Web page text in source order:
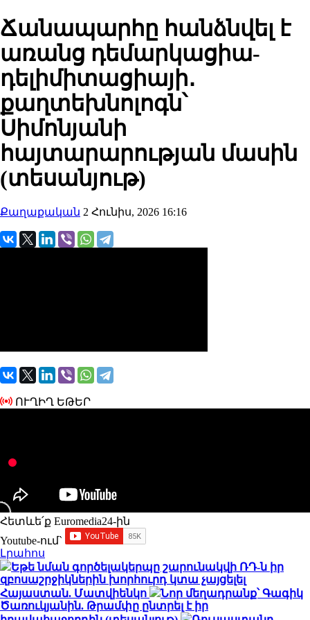
Ճանապարհը հանձնվել է
առանց դեմարկացիա-
դելիմիտացիայի․
քաղտեխնոլոգն՝
Սիմոնյանի
հայտարարության մասին
(տեսանյութ)
Քաղաքական 2 Հունիս, 2026 16:16
ՈՒՂԻՂ ԵԹԵՐ
Հետևե՛ք Euromedia24-ին
Youtube-ում`
Լրահոս
Եթե նման գործելակերպը շարունակվի ՌԴ-ն իր
զբոսաշրջիկներին խորհուրդ կտա չայցելել
Հայաստան. Մատվիենկո
Նոր մեղադրանք՝ Գագիկ
Ծառուկյանին. Թրամփը ընտրել է իր